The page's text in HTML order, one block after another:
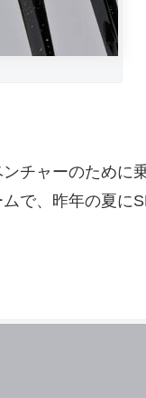
チャーのために
で、昨年の夏に